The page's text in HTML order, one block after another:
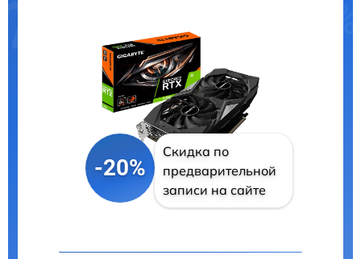
-20%
Скидка по
предварительной
записи на сайте